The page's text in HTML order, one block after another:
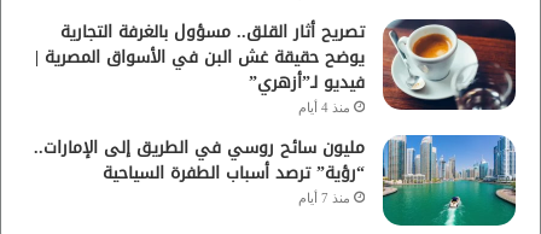
تصريح أثار القلق.. مسؤول بالغرفة التجارية
يوضح حقيقة غش البن في الأسواق المصرية |
فيديو لـ”أزهري”
منذ 4 أيام
مليون سائح روسي في الطريق إلى الإمارات..
“رؤية” ترصد أسباب الطفرة السياحية
منذ 7 أيام